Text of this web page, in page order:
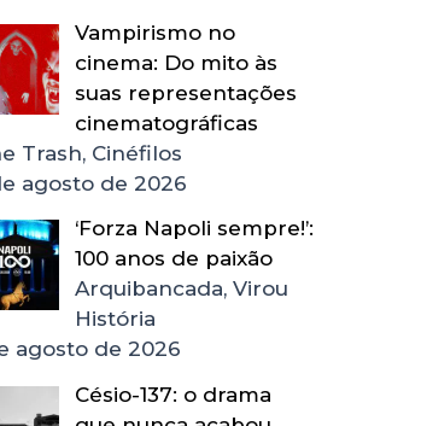
Vampirismo no
cinema: Do mito às
suas representações
cinematográficas
Trash, Cinéfilos
agosto de 2026
‘Forza Napoli sempre!’:
100 anos de paixão
Arquibancada, Virou
História
agosto de 2026
Césio-137: o drama